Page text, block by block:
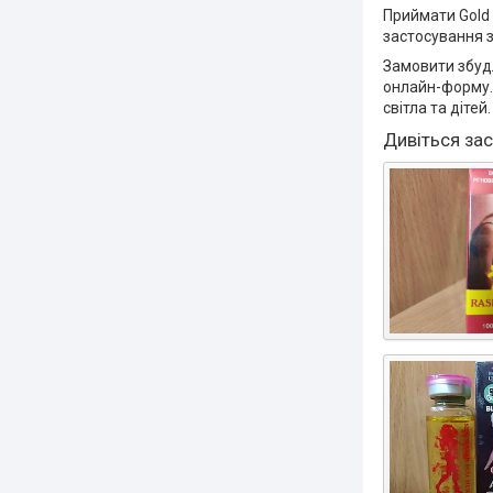
Приймати Gold
застосування
Замовити
онлайн-форму.
світла та дітей.
Дивіться